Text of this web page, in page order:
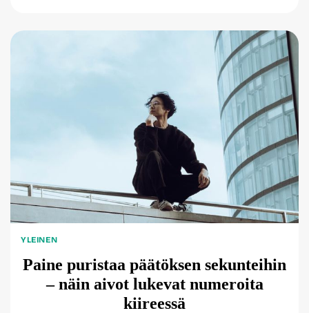
VASTAUS
YLEINEN
Paine puristaa päätöksen sekunteihin
– näin aivot lukevat numeroita
kiireessä